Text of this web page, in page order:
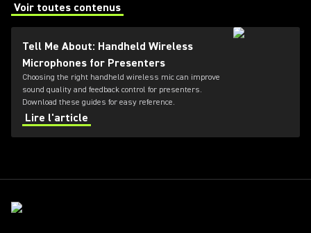
Voir toutes contenus
(Opens in a new tab)
Tell Me About: Handheld Wireless
Microphones for Presenters
Choosing the right handheld wireless mic can improve
sound quality and feedback control for presenters.
Download these guides for easy reference.
Lire l'article